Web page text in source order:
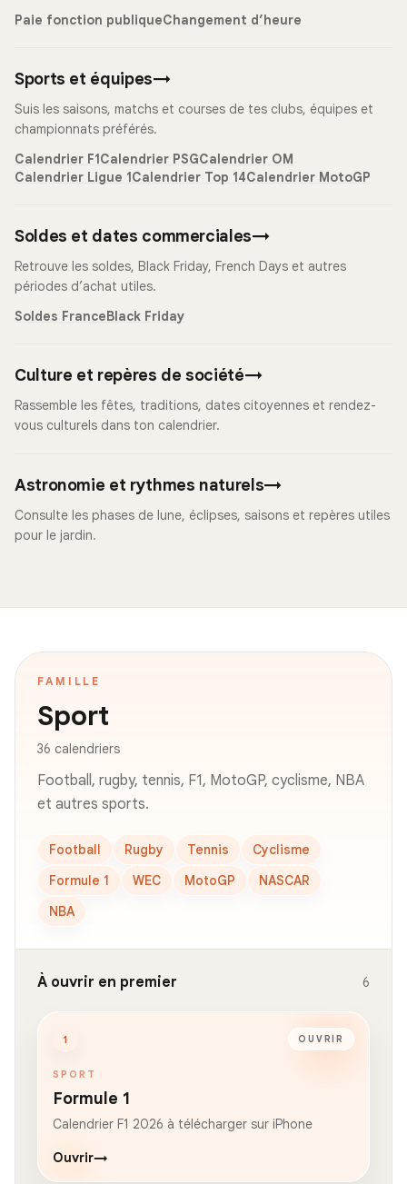
Paie fonction publiqueChangement d’heure
Sports et équipes→
Suis les saisons, matchs et courses de tes clubs, équipes et
championnats préférés.
Calendrier F1Calendrier PSGCalendrier OM
Calendrier Ligue 1Calendrier Top 14Calendrier MotoGP
Soldes et dates commerciales→
Retrouve les soldes, Black Friday, French Days et autres
périodes d’achat utiles.
Soldes FranceBlack Friday
Culture et repères de société→
Rassemble les fêtes, traditions, dates citoyennes et rendez-
vous culturels dans ton calendrier.
Astronomie et rythmes naturels→
Consulte les phases de lune, éclipses, saisons et repères utiles
pour le jardin.
FAMILLE
Sport
36 calendriers
Football, rugby, tennis, F1, MotoGP, cyclisme, NBA
et autres sports.
Football Rugby Tennis
Cyclisme
Formule 1
WEC MotoGP
NASCAR
NBA
À ouvrir en premier 6
1 OUVRIR
SPORT
Formule 1
Calendrier F1 2026 à télécharger sur iPhone
Ouvrir→